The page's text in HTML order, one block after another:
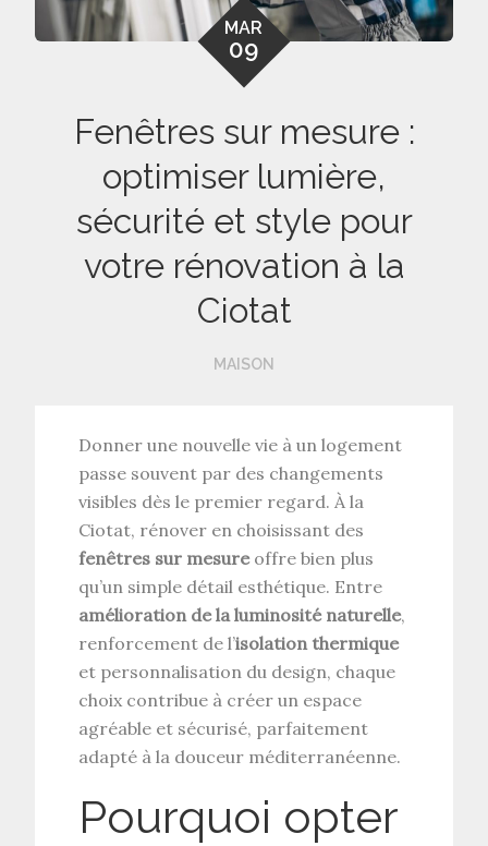
MAR
09
Fenêtres sur mesure :
optimiser lumière,
sécurité et style pour
votre rénovation à la
Ciotat
MAISON
Donner une nouvelle vie à un logement
passe souvent par des changements
visibles dès le premier regard. À la
Ciotat, rénover en choisissant des
fenêtres sur mesureoffre bien plus
qu’un simple détail esthétique. Entre
amélioration de la luminosité naturelle,
renforcement de l’isolation thermique
et personnalisation du design, chaque
choix contribue à créer un espace
agréable et sécurisé, parfaitement
adapté à la douceur méditerranéenne.
Pourquoi opter